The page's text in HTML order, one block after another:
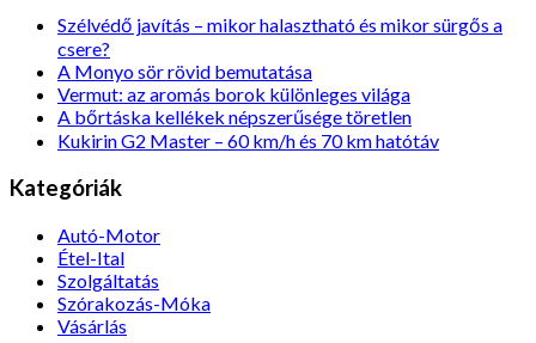
Szélvédő javítás – mikor halasztható és mikor sürgős a
csere?
A Monyo sör rövid bemutatása
Vermut: az aromás borok különleges világa
A bőrtáska kellékek népszerűsége töretlen
Kukirin G2 Master – 60 km/h és 70 km hatótáv
Kategóriák
Autó-Motor
Étel-Ital
Szolgáltatás
Szórakozás-Móka
Vásárlás